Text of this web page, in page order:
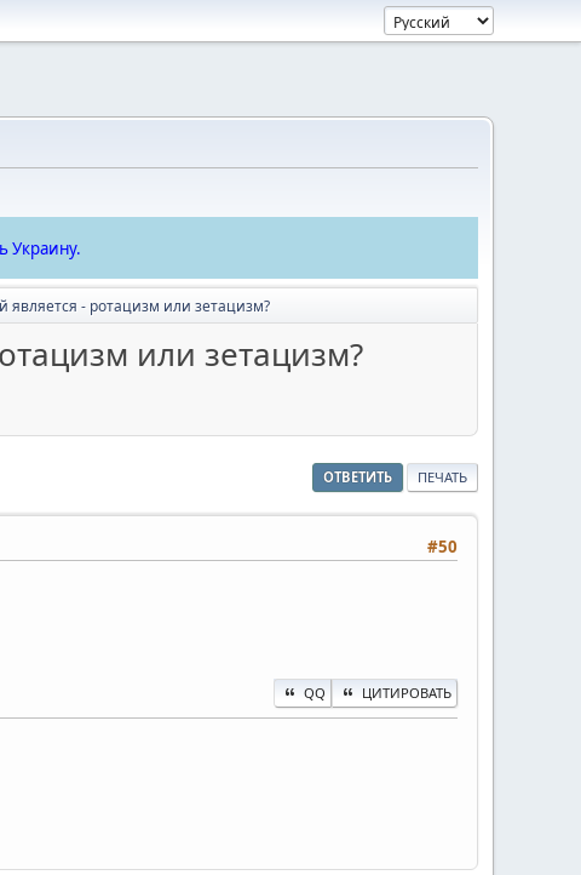
Украину.
является - ротацизм или зетацизм?
или зетацизм?
ОТВЕТИТЬ ПЕЧАТЬ
#50
QQ ЦИТИРОВАТЬ